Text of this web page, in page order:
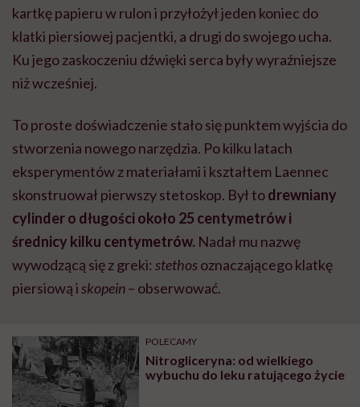
kartkę papieru w rulon i przyłożył jeden koniec do
klatki piersiowej pacjentki, a drugi do swojego ucha.
Ku jego zaskoczeniu dźwięki serca były wyraźniejsze
niż wcześniej.
To proste doświadczenie stało się punktem wyjścia do
stworzenia nowego narzędzia. Po kilku latach
eksperymentów z materiałami i kształtem Laennec
skonstruował pierwszy stetoskop. Był todrewniany
cylinder o długości około 25 centymetrów i
średnicy kilku centymetrów. Nadał mu nazwę
wywodzącą się z greki: stethosoznaczającego klatkę
piersiową iskopein– obserwować.
POLECAMY
Nitrogliceryna: od wielkiego
wybuchu do leku ratującego życie